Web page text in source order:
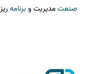
صنعتمدیریت و برنامه